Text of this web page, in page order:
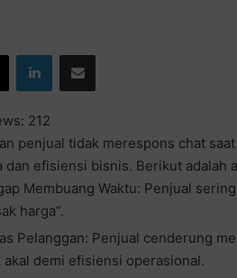
212
penjual tidak merespons chat
dan efisiensi bisnis. Berikut adalah
Membuang Waktu: Penjual
harga”.
Pelanggan: Penjual cenderung
akal demi efisiensi operasional.